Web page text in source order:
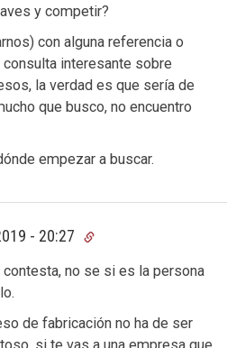
y competir?
con alguna referencia o
interesante sobre
la verdad es que sería de
que busco, no encuentro
empezar a buscar.
- 20:27
contesta, no se si es la persona
de fabricación no ha de ser
si te vas a una empresa que